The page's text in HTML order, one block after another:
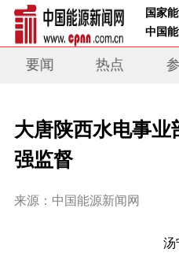
国家
中国
要闻 热点
大唐陕西水电事
强监督
来源：中国能源新闻网
汤